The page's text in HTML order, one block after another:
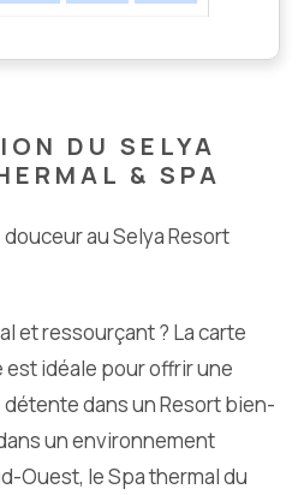
DU SELYA
& SPA
au Selya Resort
et ressourçant ? La carte
est idéale pour offrir une
dans un Resort bien-
un environnement
Ouest, le Spa thermal du